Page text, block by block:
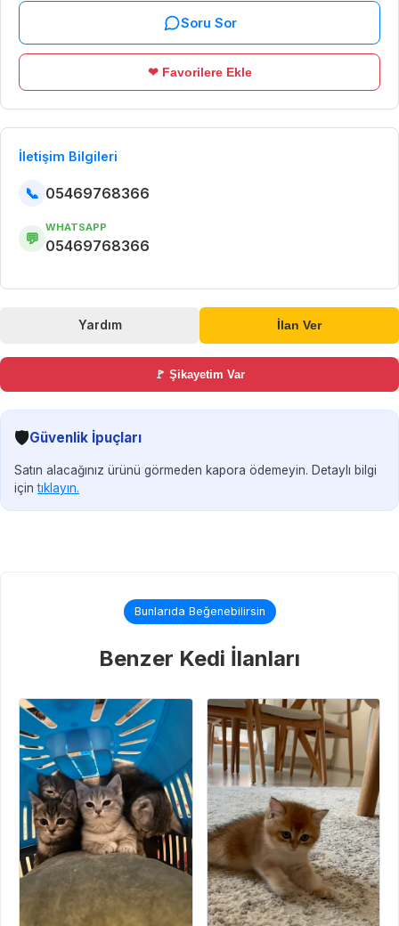
Soru Sor
❤ Favorilere Ekle
İletişim Bilgileri
📞 05469768366
💬
WHATSAPP
05469768366
Yardım İlan Ver
🚩 Şikayetim Var
🛡️Güvenlik İpuçları
Satın alacağınız ürünü görmeden kapora ödemeyin. Detaylı bilgi
içintıklayın.
Bunlarıda Beğenebilirsin
Benzer Kedi İlanları